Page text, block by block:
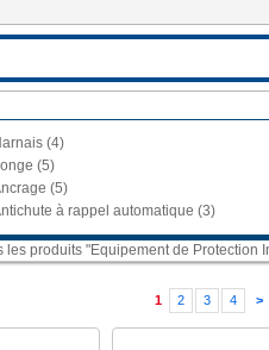
(4)
(5)
(5)
à rappel automatique (3)
les produits "Equipement de Protection
1 2 3 4 >